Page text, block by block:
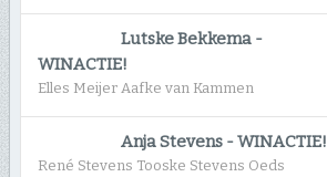
Lutske Bekkema -
WINACTIE!
Elles Meijer Aafke van Kammen
Anja Stevens -WINACTIE!
René Stevens Tooske Stevens Oeds